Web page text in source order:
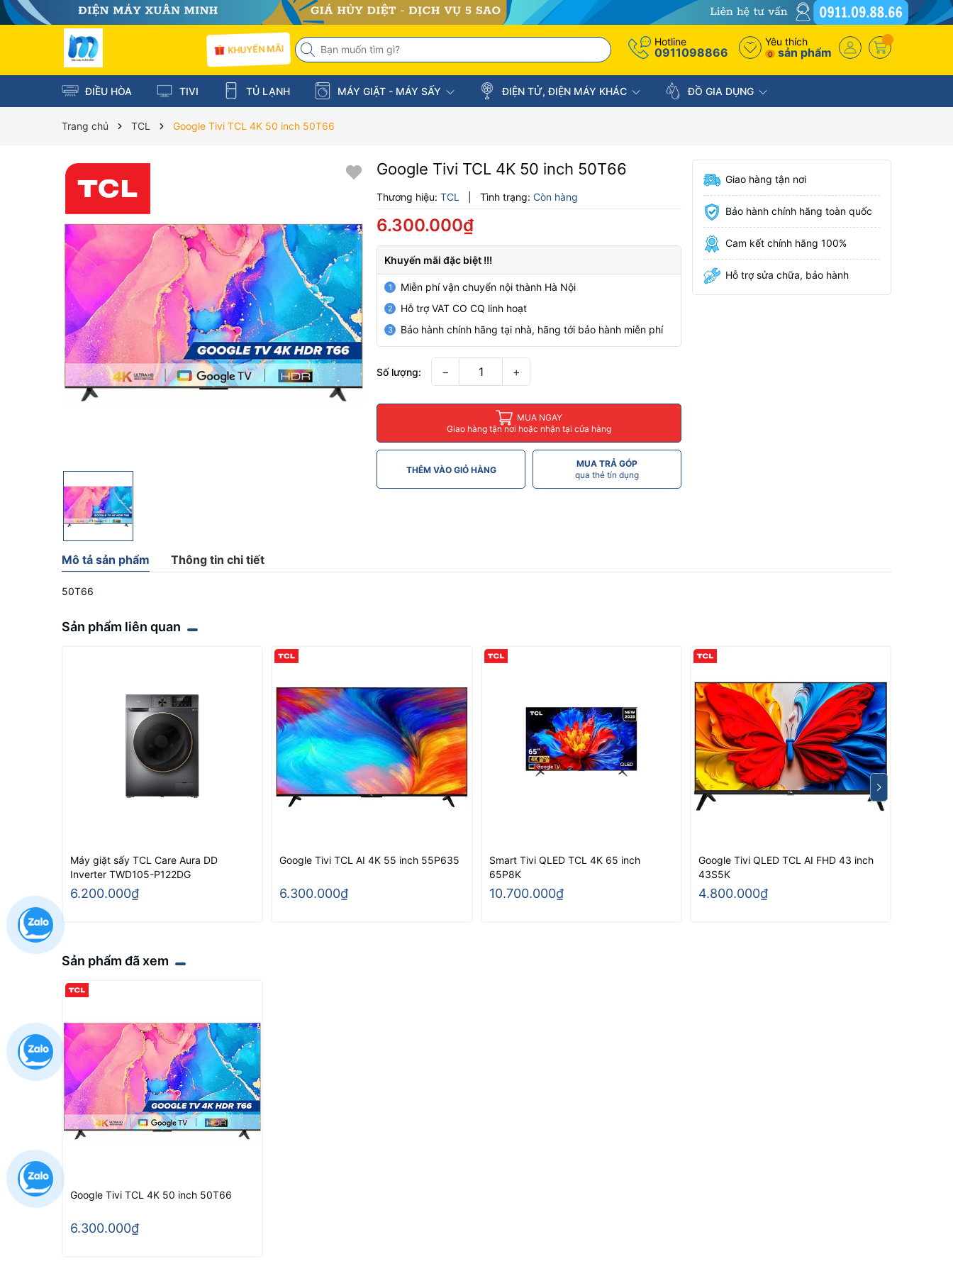
KHUYẾN MÃI
Hotline
0911098866
Yêu thích
0 sản phẩm
ĐIỀU HÒA TIVI TỦ LẠNH MÁY GIẶT - MÁY SẤY ĐIỆN TỬ, ĐIỆN MÁY KHÁC ĐỒ GIA DỤNG
Trang chủ TCL Google Tivi TCL 4K 50 inch 50T66
Google Tivi TCL 4K 50 inch 50T66
Thương hiệu: TCL Tình trạng: Còn hàng
6.300.000₫
Khuyến mãi đặc biệt !!!
1 Miễn phí vận chuyển nội thành Hà Nội
2 Hỗ trợ VAT CO CQ linh hoạt
3 Bảo hành chính hãng tại nhà, hãng tới bảo hành miễn phí
Số lượng: − +
MUA NGAY
Giao hàng tận nơi hoặc nhận tại cửa hàng
THÊM VÀO GIỎ HÀNG
MUA TRẢ GÓP
qua thẻ tín dụng
Giao hàng tận nơi
Bảo hành chính hãng toàn quốc
Cam kết chính hãng 100%
Hỗ trợ sửa chữa, bảo hành
Mô tả sản phẩm Thông tin chi tiết
50T66
Sản phẩm liên quan
Máy giặt sấy TCL Care Aura DD
Inverter TWD105-P122DG
6.200.000₫
Google Tivi TCL AI 4K 55 inch 55P635
6.300.000₫
Smart Tivi QLED TCL 4K 65 inch
65P8K
10.700.000₫
Google Tivi QLED TCL AI FHD 43 inch
43S5K
4.800.000₫
Sản phẩm đã xem
Google Tivi TCL 4K 50 inch 50T66
6.300.000₫